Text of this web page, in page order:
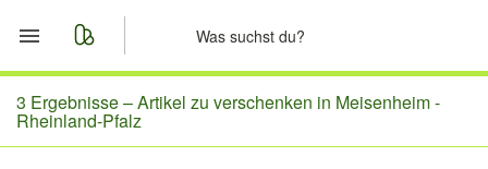
Start
Merkliste
3 Ergebnisse –Artikel zu verschenken in Meisenheim -
Rheinland-Pfalz